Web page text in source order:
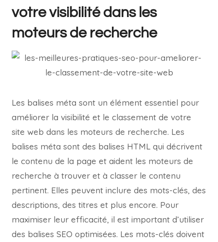
votre visibilité dans les
moteurs de recherche
Les balises méta sont un élément essentiel pour
améliorer la visibilité et le classement de votre
site web dans les moteurs de recherche. Les
balises méta sont des balises HTML qui décrivent
le contenu de la page et aident les moteurs de
recherche à trouver et à classer le contenu
pertinent. Elles peuvent inclure des mots-clés, des
descriptions, des titres et plus encore. Pour
maximiser leur efficacité, il est important d’utiliser
des balises SEO optimisées. Les mots-clés doivent